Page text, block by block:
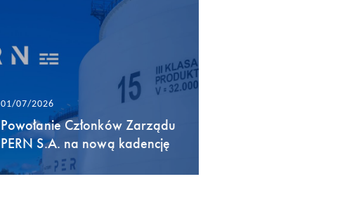
01/07/2026
Powołanie Członków Zarządu
PERN S.A. na nową kadencję